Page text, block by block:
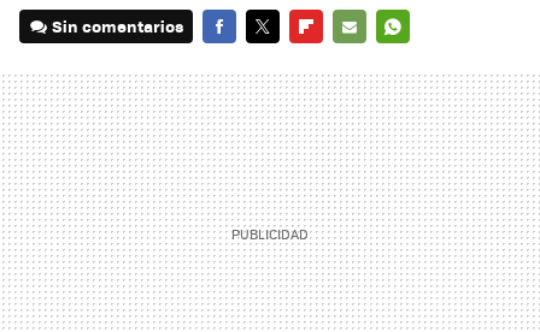
Sin comentarios
MAIL